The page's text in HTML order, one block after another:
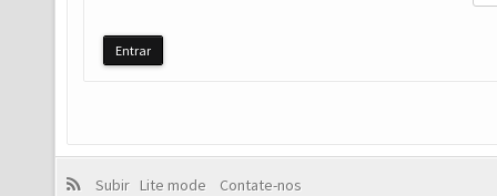
Subir Lite mode
Contate-nos